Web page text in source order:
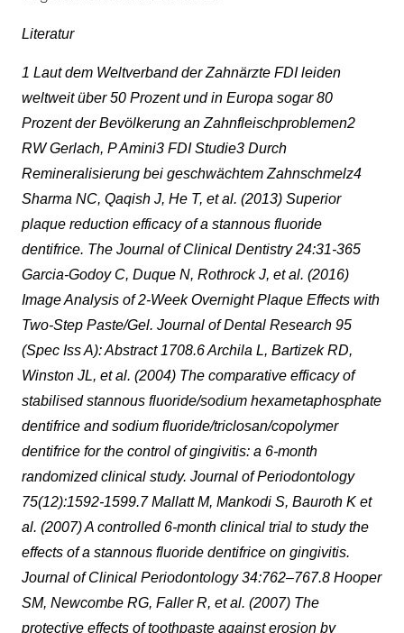
Literatur
1 Laut dem Weltverband der Zahnärzte FDI leiden
weltweit über 50 Prozent und in Europa sogar 80
Prozent der Bevölkerung an Zahnfleischproblemen2
RW Gerlach, P Amini3 FDI Studie3 Durch
Remineralisierung bei geschwächtem Zahnschmelz4
Sharma NC, Qaqish J, He T, et al. (2013) Superior
plaque reduction efficacy of a stannous fluoride
dentifrice. The Journal of Clinical Dentistry 24:31-365
Garcia-Godoy C, Duque N, Rothrock J, et al. (2016)
Image Analysis of 2-Week Overnight Plaque Effects with
Two-Step Paste/Gel. Journal of Dental Research 95
(Spec Iss A): Abstract 1708.6 Archila L, Bartizek RD,
Winston JL, et al. (2004) The comparative efficacy of
stabilised stannous fluoride/sodium hexametaphosphate
dentifrice and sodium fluoride/triclosan/copolymer
dentifrice for the control of gingivitis: a 6-month
randomized clinical study. Journal of Periodontology
75(12):1592-1599.7 Mallatt M, Mankodi S, Bauroth K et
al. (2007) A controlled 6-month clinical trial to study the
effects of a stannous fluoride dentifrice on gingivitis.
Journal of Clinical Periodontology 34:762–767.8 Hooper
SM, Newcombe RG, Faller R, et al. (2007) The
protective effects of toothpaste against erosion by